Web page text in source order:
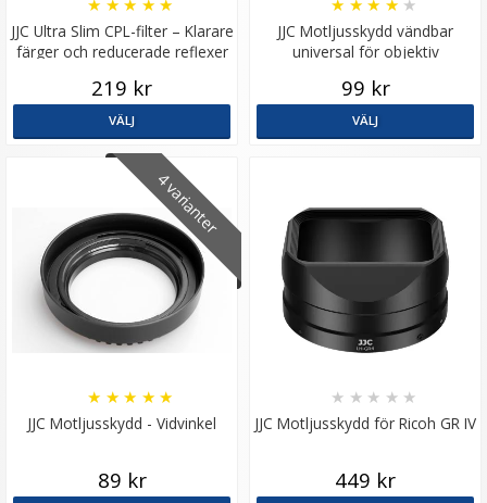
JJC Ultra Slim CPL-filter – Klarare
färger och reducerade reflexer
★ ★ ★ ★ ★
219 kr
VÄLJ
JJC Motljusskydd vändbar
universal för objektiv
★ ★ ★ ★ ★
99 kr
VÄLJ
4 varianter
JJC Motljusskydd - Vidvinkel
★ ★ ★ ★ ★
89 kr
JJC Motljusskydd för Ricoh GR IV
★ ★ ★ ★ ★
449 kr